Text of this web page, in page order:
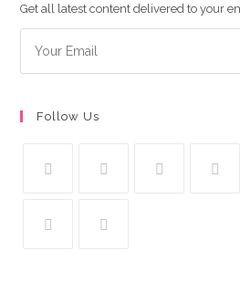
Get all latest content delivered to your
Follow Us